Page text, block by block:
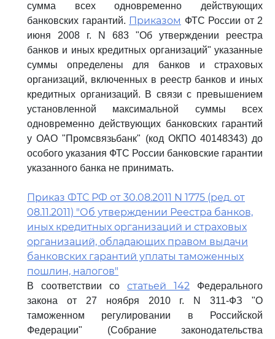
сумма всех одновременно действующих
банковских гарантий. Приказом ФТС России от 2
июня 2008 г. N 683 "Об утверждении реестра
банков и иных кредитных организаций" указанные
суммы определены для банков и страховых
организаций, включенных в реестр банков и иных
кредитных организаций. В связи с превышением
установленной максимальной суммы всех
одновременно действующих банковских гарантий
у ОАО "Промсвязьбанк" (код ОКПО 40148343) до
особого указания ФТС России банковские гарантии
указанного банка не принимать.
Приказ ФТС РФ от 30.08.2011 N 1775 (ред. от
08.11.2011) "Об утверждении Реестра банков,
иных кредитных организаций и страховых
организаций, обладающих правом выдачи
банковских гарантий уплаты таможенных
пошлин, налогов"
В соответствии со статьей 142 Федерального
закона от 27 ноября 2010 г. N 311-ФЗ "О
таможенном регулировании в Российской
Федерации" (Собрание законодательства